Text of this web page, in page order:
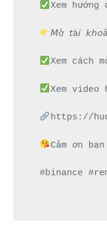
Xem
𝘔ở 𝘵à𝘪
Xem cách
Xem
https://
Cảm ơn
#binance